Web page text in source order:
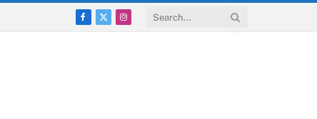
Facebook
X
Instagram